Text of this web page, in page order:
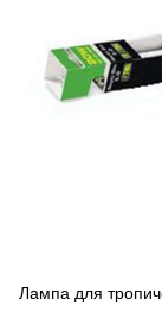
Лампа для